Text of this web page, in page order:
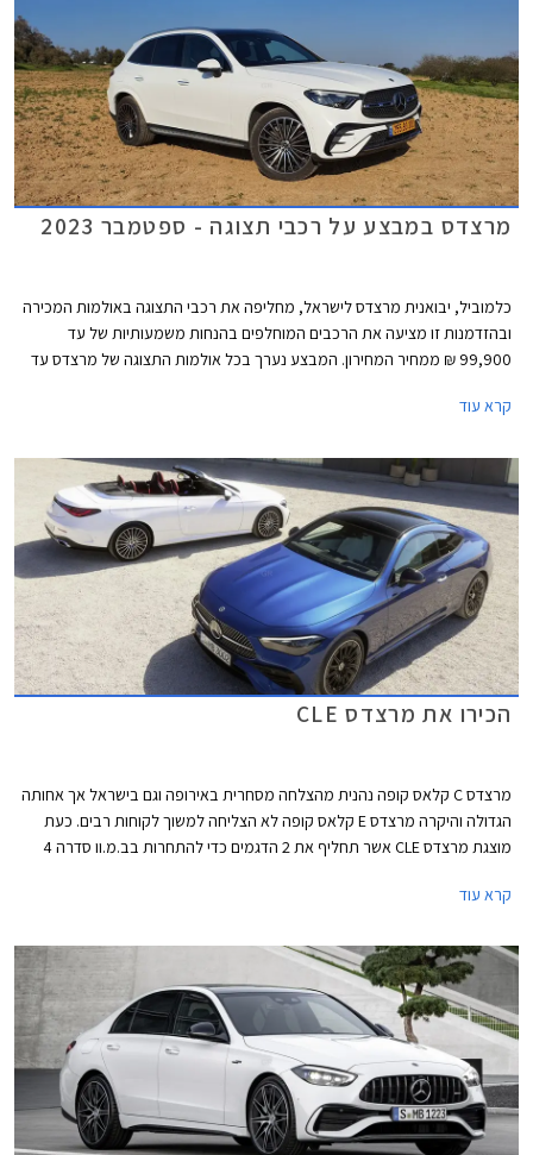
מרצדס במבצע על רכבי תצוגה - ספטמבר 2023
כלמוביל, יבואנית מרצדס לישראל, מחליפה את רכבי התצוגה באולמות המכירה
ובהזדמנות זו מציעה את הרכבים המוחלפים בהנחות משמעותיות של עד
99,900 ₪ ממחיר המחירון. המבצע נערך בכל אולמות התצוגה של מרצדס עד
קרא עוד
הכירו את מרצדס CLE
מרצדס C קלאס קופה נהנית מהצלחה מסחרית באירופה וגם בישראל אך אחותה
הגדולה והיקרה מרצדס E קלאס קופה לא הצליחה למשוך לקוחות רבים. כעת
מוצגת מרצדס CLE אשר תחליף את 2 הדגמים כדי להתחרות בב.מ.וו סדרה 4
ברבעון הראשון של 2024.
קרא עוד